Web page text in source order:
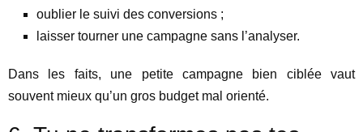
oublier le suivi des conversions ;
laisser tourner une campagne sans l’analyser.
Dans les faits, une petite campagne bien ciblée vaut
souvent mieux qu’un gros budget mal orienté.